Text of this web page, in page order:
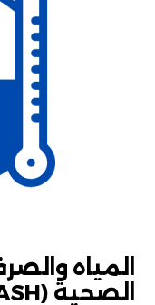
المياه
الصحية (WASH)